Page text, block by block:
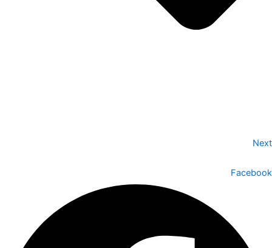
Next
Facebook